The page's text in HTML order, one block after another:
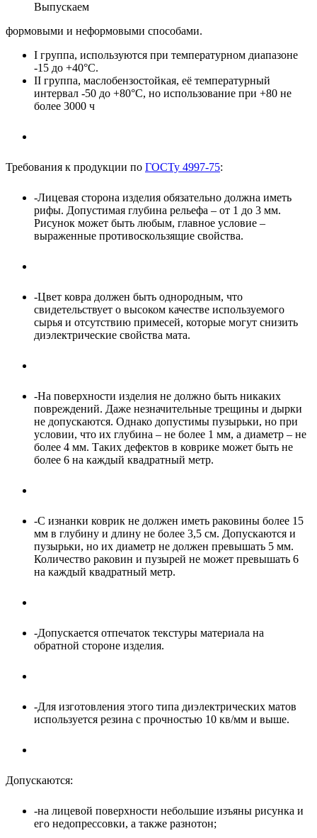
Выпускаем
формовыми и неформовыми способами.
I группа, используются при температурном диапазоне
-15 до +40°С.
II группа, маслобензостойкая, её температурный
интервал -50 до +80°С, но использование при +80 не
более 3000 ч
Требования к продукции по ГОСТу 4997-75:
-Лицевая сторона изделия обязательно должна иметь
рифы. Допустимая глубина рельефа – от 1 до 3 мм.
Рисунок может быть любым, главное условие –
выраженные противоскользящие свойства.
-Цвет ковра должен быть однородным, что
свидетельствует о высоком качестве используемого
сырья и отсутствию примесей, которые могут снизить
диэлектрические свойства мата.
-На поверхности изделия не должно быть никаких
повреждений. Даже незначительные трещины и дырки
не допускаются. Однако допустимы пузырьки, но при
условии, что их глубина – не более 1 мм, а диаметр – не
более 4 мм. Таких дефектов в коврике может быть не
более 6 на каждый квадратный метр.
-С изнанки коврик не должен иметь раковины более 15
мм в глубину и длину не более 3,5 см. Допускаются и
пузырьки, но их диаметр не должен превышать 5 мм.
Количество раковин и пузырей не может превышать 6
на каждый квадратный метр.
-Допускается отпечаток текстуры материала на
обратной стороне изделия.
-Для изготовления этого типа диэлектрических матов
используется резина с прочностью 10 кв/мм и выше.
Допускаются:
-на лицевой поверхности небольшие изъяны рисунка и
его недопрeссовки, а также разнотон;